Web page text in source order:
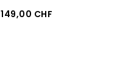
Prix
149,00 CHF